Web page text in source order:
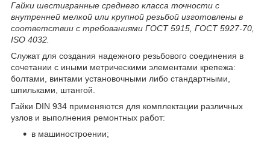
Гайки шестигранные среднего класса точности с
внутренней мелкой или крупной резьбой изготовлены в
соответствии с требованиями ГОСТ 5915, ГОСТ 5927-70,
ISO 4032.
Служат для создания надежного резьбового соединения в
сочетании с иными метрическими элементами крепежа:
болтами, винтами установочными либо стандартными,
шпильками, штангой.
Гайки DIN 934 применяются для комплектации различных
узлов и выполнения ремонтных работ:
в машиностроении;